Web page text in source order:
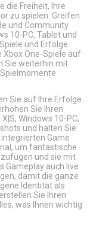
die Freiheit, Ihre
zu spielen. Greifen
und Community
10-PC, Tablet und
und Erfolge
Xbox One-Spiele auf
Sie weiterhin mit
Spielmomente
Sie auf Ihre Erfolge
Sie Ihren
Windows 10-PC,
und halten Sie
Game
um fantastische
und sie mit
Gameplay auch live
damit die ganze
Identität als
Sie Ihren
was Ihnen wichtig